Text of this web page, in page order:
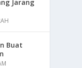
Jarang
Buat